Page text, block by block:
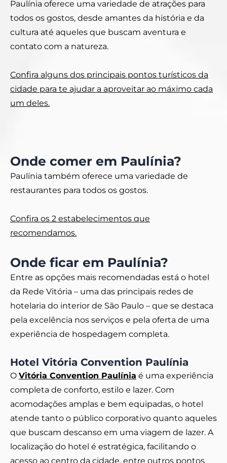
Paulínia oferece uma variedade de atrações para
todos os gostos, desde amantes da história e da
cultura até aqueles que buscam aventura e
contato com a natureza.
Confira alguns dos principais pontos turísticos da
cidade para te ajudar a aproveitar ao máximo cada
um deles.
Onde comer em Paulínia?
Paulínia também oferece uma variedade de
restaurantes para todos os gostos.
Confira os 2 estabelecimentos que
recomendamos.
Onde ficar em Paulínia?
Entre as opções mais recomendadas está o hotel
da Rede Vitória – uma das principais redes de
hotelaria do interior de São Paulo – que se destaca
pela excelência nos serviços e pela oferta de uma
experiência de hospedagem completa.
Hotel Vitória Convention Paulínia
O Vitória Convention Paulínia é uma experiência
completa de conforto, estilo e lazer. Com
acomodações amplas e bem equipadas, o hotel
atende tanto o público corporativo quanto aqueles
que buscam descanso em uma viagem de lazer. A
localização do hotel é estratégica, facilitando o
acesso ao centro da cidade, entre outros pontos